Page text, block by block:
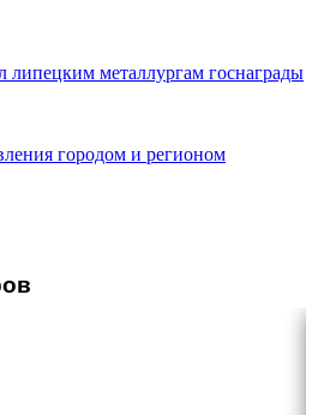
металлургам госнаграды
городом и регионом